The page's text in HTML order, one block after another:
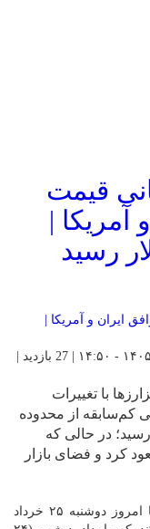
قیمت
آمریکا |
شناسه خبر : 168683 | تاریخ انتشار : ۲۵ خرداد ۱۴۰۵ - ۱۴:۵۰ | 27 بازدید |
با تغییرات
کم‌سابقه از محدوده
۱۶۵ هزار تومان رسید؛ در حالی که
۶۵ هزار دلار صعود کرد و فضای بازار
بازار رمزارز‌ها امروز دوشنبه ۲۵ خرداد